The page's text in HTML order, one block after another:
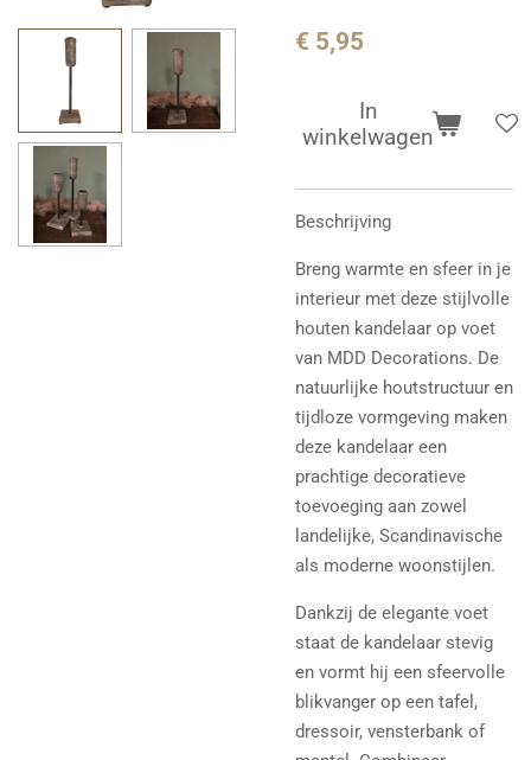
€ 5,95
In
winkelwagen
Beschrijving
Breng warmte en sfeer in je
interieur met deze stijlvolle
houten kandelaar op voet
van MDD Decorations. De
natuurlijke houtstructuur en
tijdloze vormgeving maken
deze kandelaar een
prachtige decoratieve
toevoeging aan zowel
landelijke, Scandinavische
als moderne woonstijlen.
Dankzij de elegante voet
staat de kandelaar stevig
en vormt hij een sfeervolle
blikvanger op een tafel,
dressoir, vensterbank of